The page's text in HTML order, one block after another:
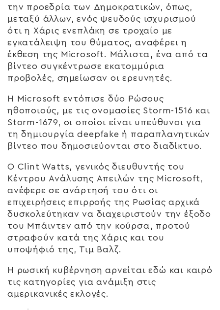
την προεδρία των Δημοκρατικών, όπως,
μεταξύ άλλων, ενός ψευδούς ισχυρισμού
ότι η Χάρις ενεπλάκη σε τροχαίο με
εγκατάλειψη του θύματος, αναφέρει η
έκθεση της Microsoft. Μάλιστα, ένα από τα
βίντεο συγκέντρωσε εκατομμύρια
προβολές, σημείωσαν οι ερευνητές.
Η Microsoft εντόπισε δύο Ρώσους
ηθοποιούς, με τις ονομασίες Storm-1516 και
Storm-1679, οι οποίοι είναι υπεύθυνοι για
τη δημιουργία deepfake ή παραπλανητικών
βίντεο που δημοσιεύονται στο διαδίκτυο.
Ο Clint Watts, γενικός διευθυντής του
Κέντρου Ανάλυσης Απειλών της Microsoft,
ανέφερε σε ανάρτησή του ότι οι
επιχειρήσεις επιρροής της Ρωσίας αρχικά
δυσκολεύτηκαν να διαχειριστούν την έξοδο
του Μπάιντεν από την κούρσα, προτού
στραφούν κατά της Χάρις και του
υποψήφιό της, Τιμ Βαλζ.
Η ρωσική κυβέρνηση αρνείται εδώ και καιρό
τις κατηγορίες για ανάμιξη στις
αμερικανικές εκλογές.